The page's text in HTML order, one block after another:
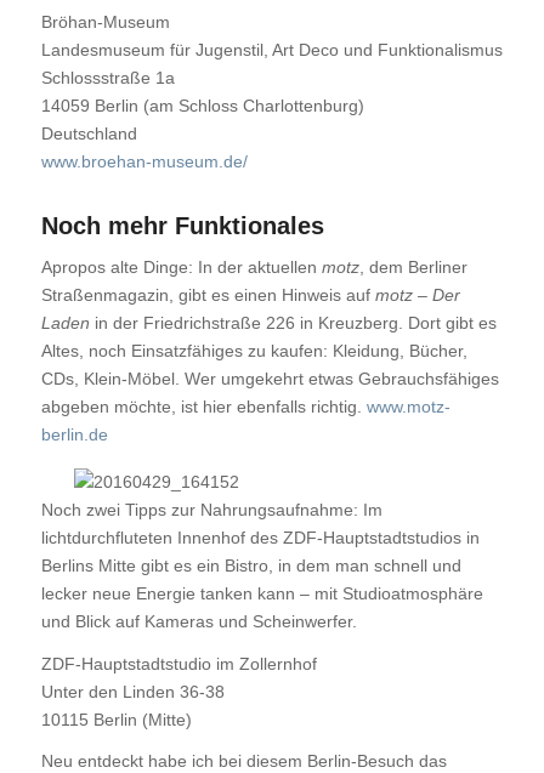
Bröhan-Museum
Landesmuseum für Jugenstil, Art Deco und Funktionalismus
Schlossstraße 1a
14059 Berlin (am Schloss Charlottenburg)
Deutschland
www.broehan-museum.de/
Noch mehr Funktionales
Apropos alte Dinge: In der aktuellen motz, dem Berliner
Straßenmagazin, gibt es einen Hinweis auf motz – Der
Laden in der Friedrichstraße 226 in Kreuzberg. Dort gibt es
Altes, noch Einsatzfähiges zu kaufen: Kleidung, Bücher,
CDs, Klein-Möbel. Wer umgekehrt etwas Gebrauchsfähiges
abgeben möchte, ist hier ebenfalls richtig. www.motz-
berlin.de
Noch zwei Tipps zur Nahrungsaufnahme: Im
lichtdurchfluteten Innenhof des ZDF-Hauptstadtstudios in
Berlins Mitte gibt es ein Bistro, in dem man schnell und
lecker neue Energie tanken kann – mit Studioatmosphäre
und Blick auf Kameras und Scheinwerfer.
ZDF-Hauptstadtstudio im Zollernhof
Unter den Linden 36-38
10115 Berlin (Mitte)
Neu entdeckt habe ich bei diesem Berlin-Besuch das